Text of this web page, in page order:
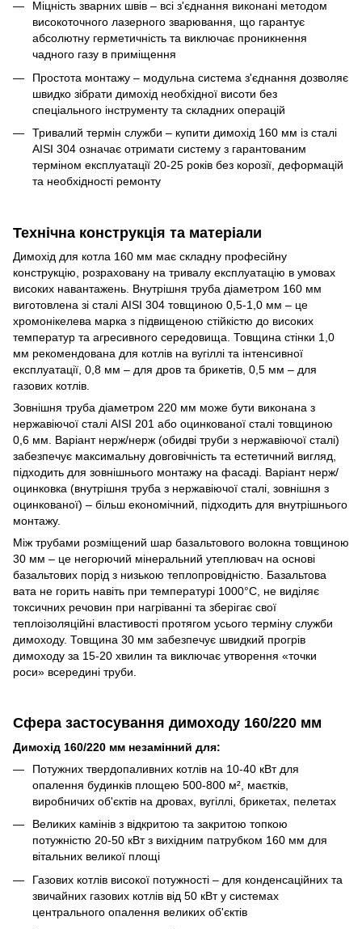
Міцність зварних швів – всі з'єднання виконані методом
високоточного лазерного зварювання, що гарантує
абсолютну герметичність та виключає проникнення
чадного газу в приміщення
Простота монтажу – модульна система з'єднання дозволяє
швидко зібрати димохід необхідної висоти без
спеціального інструменту та складних операцій
Тривалий термін служби – купити димохід 160 мм із сталі
AISI 304 означає отримати систему з гарантованим
терміном експлуатації 20-25 років без корозії, деформацій
та необхідності ремонту
Технічна конструкція та матеріали
Димохід для котла 160 мм має складну професійну
конструкцію, розраховану на тривалу експлуатацію в умовах
високих навантажень. Внутрішня труба діаметром 160 мм
виготовлена зі сталі AISI 304 товщиною 0,5-1,0 мм – це
хромонікелева марка з підвищеною стійкістю до високих
температур та агресивного середовища. Товщина стінки 1,0
мм рекомендована для котлів на вугіллі та інтенсивної
експлуатації, 0,8 мм – для дров та брикетів, 0,5 мм – для
газових котлів.
Зовнішня труба діаметром 220 мм може бути виконана з
нержавіючої сталі AISI 201 або оцинкованої сталі товщиною
0,6 мм. Варіант нерж/нерж (обидві труби з нержавіючої сталі)
забезпечує максимальну довговічність та естетичний вигляд,
підходить для зовнішнього монтажу на фасаді. Варіант нерж/
оцинковка (внутрішня труба з нержавіючої сталі, зовнішня з
оцинкованої) – більш економічний, підходить для внутрішнього
монтажу.
Між трубами розміщений шар базальтового волокна товщиною
30 мм – це негорючий мінеральний утеплювач на основі
базальтових порід з низькою теплопровідністю. Базальтова
вата не горить навіть при температурі 1000°C, не виділяє
токсичних речовин при нагріванні та зберігає свої
теплоізоляційні властивості протягом усього терміну служби
димоходу. Товщина 30 мм забезпечує швидкий прогрів
димоходу за 15-20 хвилин та виключає утворення «точки
роси» всередині труби.
Сфера застосування димоходу 160/220 мм
Димохід 160/220 мм незамінний для:
Потужних твердопаливних котлів на 10-40 кВт для
опалення будинків площею 500-800 м², маєтків,
виробничих об'єктів на дровах, вугіллі, брикетах, пелетах
Великих камінів з відкритою та закритою топкою
потужністю 20-50 кВт з вихідним патрубком 160 мм для
вітальних великої площі
Газових котлів високої потужності – для конденсаційних та
звичайних газових котлів від 50 кВт у системах
центрального опалення великих об'єктів